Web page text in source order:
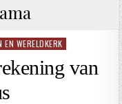
EN WERELDKERK
van